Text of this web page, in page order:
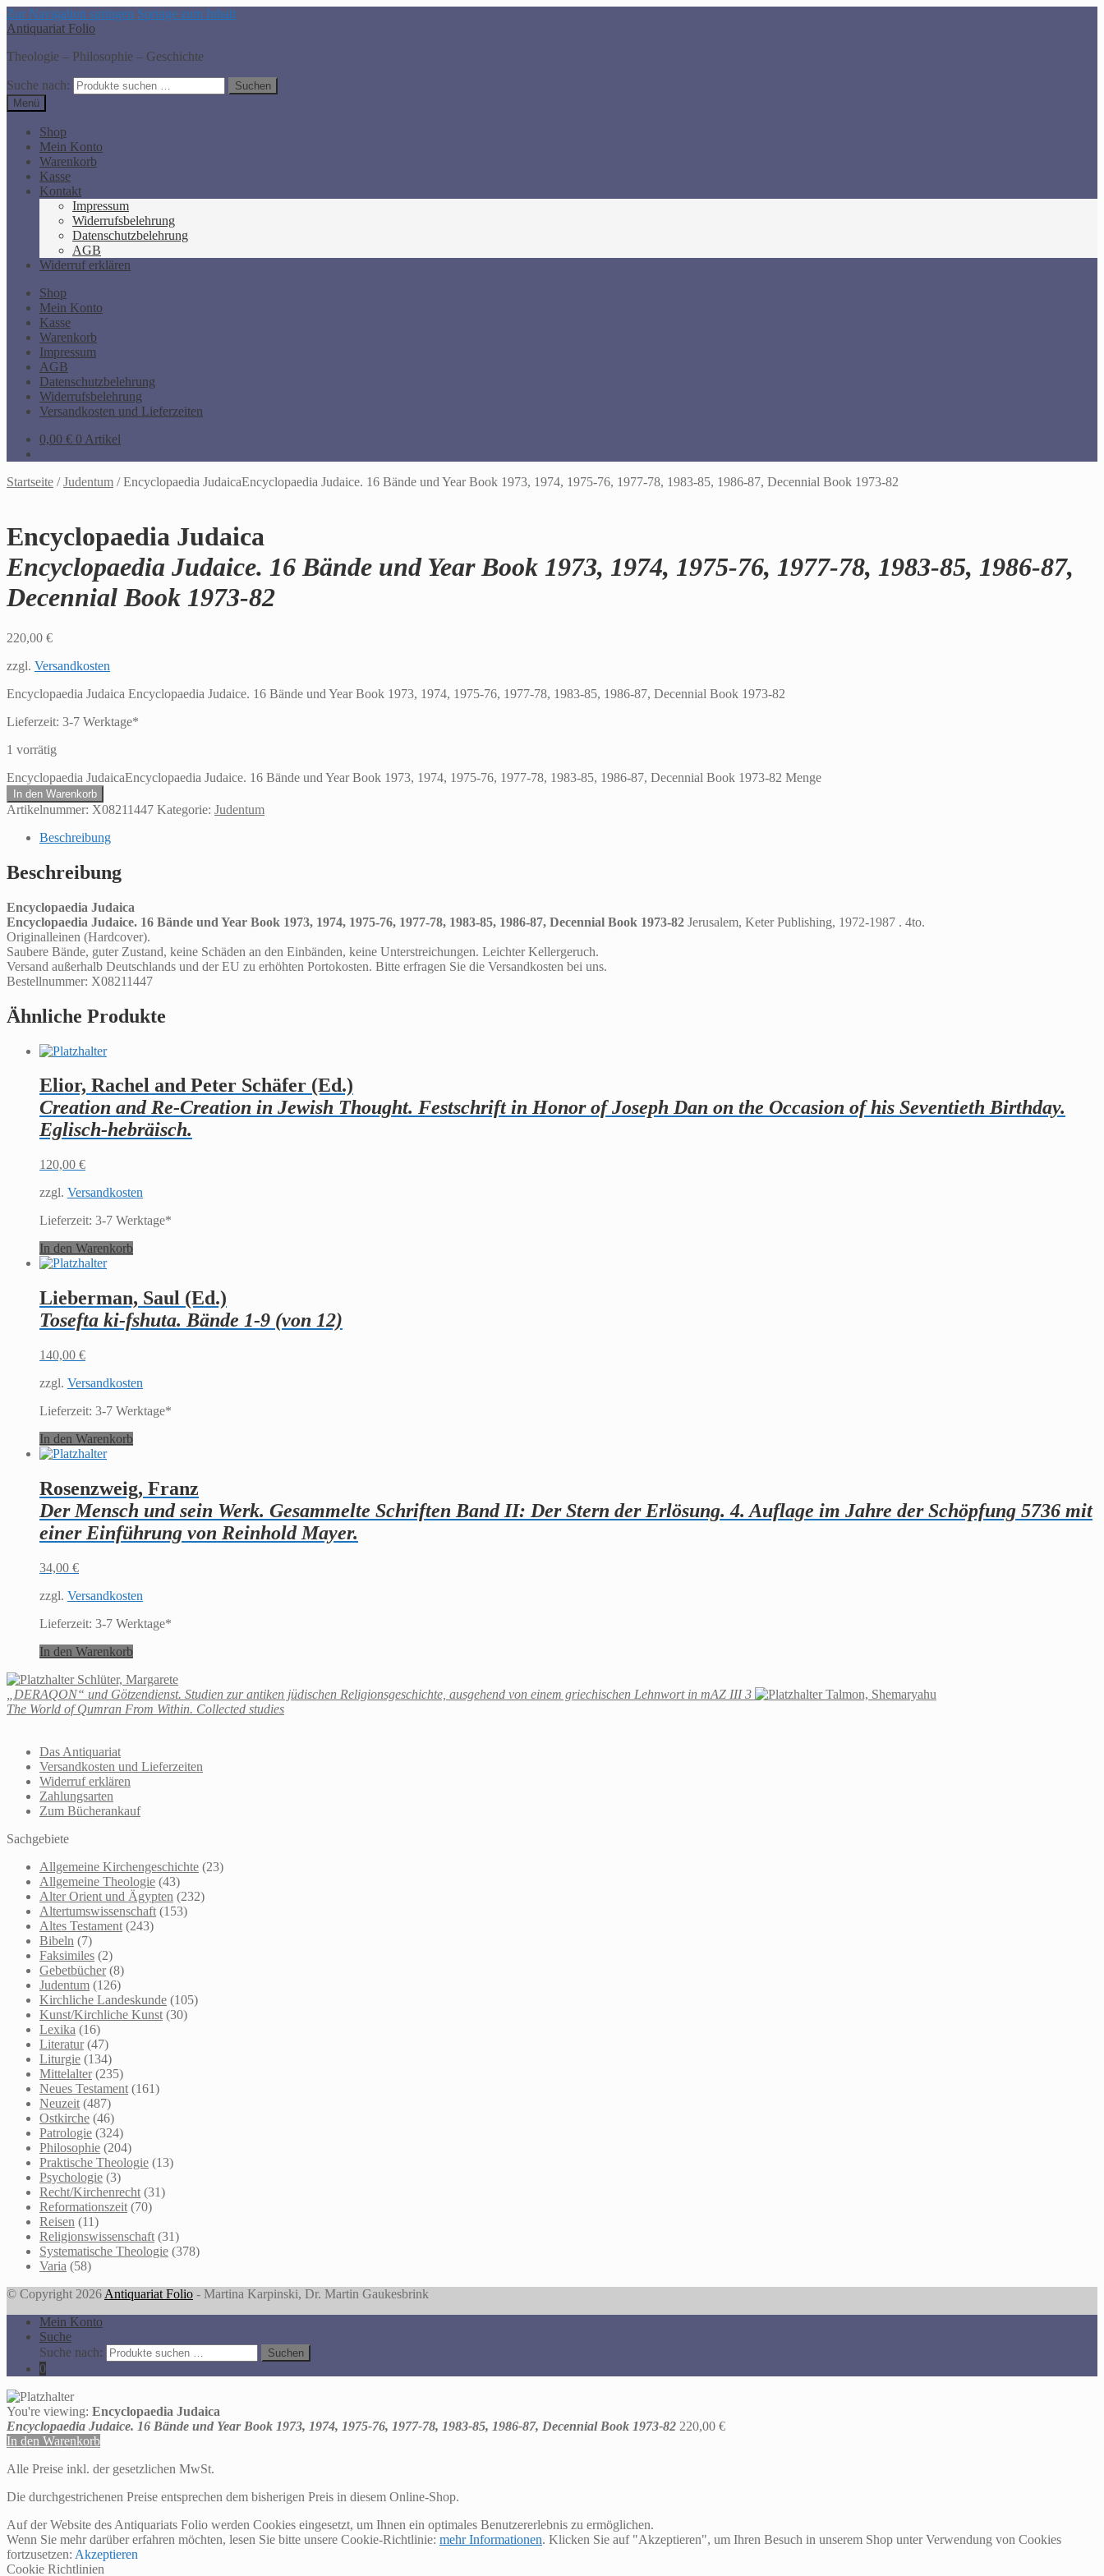
Zur Navigation springen Springe zum Inhalt
Antiquariat Folio
Theologie – Philosophie – Geschichte
Suche nach:
Suchen
Menü
Shop
Mein Konto
Warenkorb
Kasse
Kontakt
Impressum
Widerrufsbelehrung
Datenschutzbelehrung
AGB
Widerruf erklären
Shop
Mein Konto
Kasse
Warenkorb
Impressum
AGB
Datenschutzbelehrung
Widerrufsbelehrung
Versandkosten und Lieferzeiten
0,00 € 0 Artikel
Startseite /Judentum /Encyclopaedia JudaicaEncyclopaedia Judaice. 16 Bände und Year Book 1973, 1974, 1975-76, 1977-78, 1983-85, 1986-87, Decennial Book 1973-82
Encyclopaedia Judaica
Encyclopaedia Judaice. 16 Bände und Year Book 1973, 1974, 1975-76, 1977-78, 1983-85, 1986-87,
Decennial Book 1973-82
220,00 €
zzgl. Versandkosten
Encyclopaedia Judaica Encyclopaedia Judaice. 16 Bände und Year Book 1973, 1974, 1975-76, 1977-78, 1983-85, 1986-87, Decennial Book 1973-82
Lieferzeit: 3-7 Werktage*
1 vorrätig
Encyclopaedia JudaicaEncyclopaedia Judaice. 16 Bände und Year Book 1973, 1974, 1975-76, 1977-78, 1983-85, 1986-87, Decennial Book 1973-82 Menge
In den Warenkorb
Artikelnummer: X08211447 Kategorie: Judentum
Beschreibung
Beschreibung
Encyclopaedia Judaica
Encyclopaedia Judaice. 16 Bände und Year Book 1973, 1974, 1975-76, 1977-78, 1983-85, 1986-87, Decennial Book 1973-82 Jerusalem, Keter Publishing, 1972-1987 . 4to.
Originalleinen (Hardcover).
Saubere Bände, guter Zustand, keine Schäden an den Einbänden, keine Unterstreichungen. Leichter Kellergeruch.
Versand außerhalb Deutschlands und der EU zu erhöhten Portokosten. Bitte erfragen Sie die Versandkosten bei uns.
Bestellnummer: X08211447
Ähnliche Produkte
Elior, Rachel and Peter Schäfer (Ed.)
Creation and Re-Creation in Jewish Thought. Festschrift in Honor of Joseph Dan on the Occasion of his Seventieth Birthday.
Eglisch-hebräisch.
120,00 €
zzgl. Versandkosten
Lieferzeit: 3-7 Werktage*
In den Warenkorb
Lieberman, Saul (Ed.)
Tosefta ki-fshuta. Bände 1-9 (von 12)
140,00 €
zzgl. Versandkosten
Lieferzeit: 3-7 Werktage*
In den Warenkorb
Rosenzweig, Franz
Der Mensch und sein Werk. Gesammelte Schriften Band II: Der Stern der Erlösung. 4. Auflage im Jahre der Schöpfung 5736 mit
einer Einführung von Reinhold Mayer.
34,00 €
zzgl. Versandkosten
Lieferzeit: 3-7 Werktage*
In den Warenkorb
Schlüter, Margarete
„DERAQON“ und Götzendienst. Studien zur antiken jüdischen Religionsgeschichte, ausgehend von einem griechischen Lehnwort in mAZ III 3
Talmon, Shemaryahu
The World of Qumran From Within. Collected studies
Das Antiquariat
Versandkosten und Lieferzeiten
Widerruf erklären
Zahlungsarten
Zum Bücherankauf
Sachgebiete
Allgemeine Kirchengeschichte (23)
Allgemeine Theologie (43)
Alter Orient und Ägypten (232)
Altertumswissenschaft (153)
Altes Testament (243)
Bibeln (7)
Faksimiles (2)
Gebetbücher (8)
Judentum (126)
Kirchliche Landeskunde (105)
Kunst/Kirchliche Kunst (30)
Lexika (16)
Literatur (47)
Liturgie (134)
Mittelalter (235)
Neues Testament (161)
Neuzeit (487)
Ostkirche (46)
Patrologie (324)
Philosophie (204)
Praktische Theologie (13)
Psychologie (3)
Recht/Kirchenrecht (31)
Reformationszeit (70)
Reisen (11)
Religionswissenschaft (31)
Systematische Theologie (378)
Varia (58)
© Copyright 2026 Antiquariat Folio - Martina Karpinski, Dr. Martin Gaukesbrink
Mein Konto
Suche
Suche nach:
Suchen
0
You're viewing: Encyclopaedia Judaica
Encyclopaedia Judaice. 16 Bände und Year Book 1973, 1974, 1975-76, 1977-78, 1983-85, 1986-87, Decennial Book 1973-82 220,00 €
In den Warenkorb
Alle Preise inkl. der gesetzlichen MwSt.
Die durchgestrichenen Preise entsprechen dem bisherigen Preis in diesem Online-Shop.
Auf der Website des Antiquariats Folio werden Cookies eingesetzt, um Ihnen ein optimales Benutzererlebnis zu ermöglichen.
Wenn Sie mehr darüber erfahren möchten, lesen Sie bitte unsere Cookie-Richtlinie: mehr Informationen. Klicken Sie auf "Akzeptieren", um Ihren Besuch in unserem Shop unter Verwendung von Cookies
fortzusetzen: Akzeptieren
Cookie Richtlinien